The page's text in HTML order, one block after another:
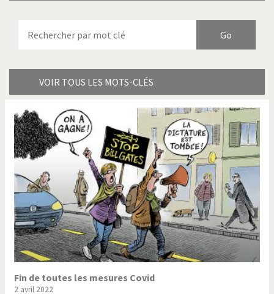
VOIR TOUS LES MOTS-CLÉS
Bienvenue en Italie
Bye Biden! Catholique ou pas très?
Chère énergie! Crise grecque
Cybermonde
Du printemps arabe à
l'hiver
Election présidentielle US Guerre en Syrie
Hopp Deutschland Israël - Palestine
L'Amérique et les armes L'Iran tremble
La Chine et nous
La Corée du Nord: guerre ou
paix?
Fin de toutes les mesures Covid
2 avril 2022